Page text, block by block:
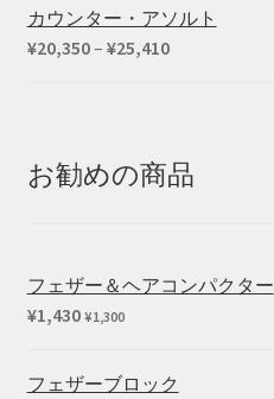
カウンター・アソルト
¥20,350– ¥25,410価
–
¥25,410
お勧めの商品
フェザー＆ヘアコンパクター
¥1,430 ¥1,300
フェザーブロック